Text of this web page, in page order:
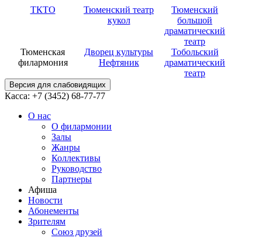
ТКТО
Тюменский театр
кукол
Тюменский
большой
драматический
театр
Тюменская
филармония
Дворец культуры
Нефтяник
Тобольский
драматический
театр
Версия для слабовидящих
Касса: +7 (3452) 68-77-77
О нас
О филармонии
Залы
Жанры
Коллективы
Руководство
Партнеры
Афиша
Новости
Абонементы
Зрителям
Союз друзей